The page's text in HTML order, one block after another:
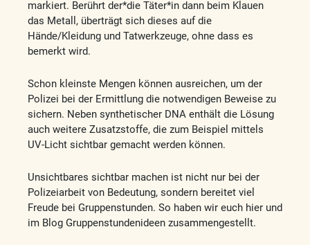
markiert. Berührt der*die Täter*in dann beim Klauen
das Metall, überträgt sich dieses auf die
Hände/Kleidung und Tatwerkzeuge, ohne dass es
bemerkt wird.
Schon kleinste Mengen können ausreichen, um der
Polizei bei der Ermittlung die notwendigen Beweise zu
sichern. Neben synthetischer DNA enthält die Lösung
auch weitere Zusatzstoffe, die zum Beispiel mittels
UV-Licht sichtbar gemacht werden können.
Unsichtbares sichtbar machen ist nicht nur bei der
Polizeiarbeit von Bedeutung, sondern bereitet viel
Freude bei Gruppenstunden. So haben wir euch hier und
im Blog Gruppenstundenideen zusammengestellt.